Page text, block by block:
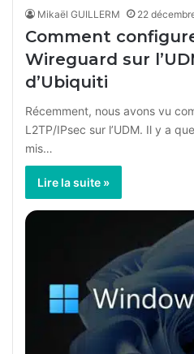
Mikaël GUILLERM 22
Comment
Wireguard sur
d’Ubiquiti
Récemment, nous avons vu
L2TP/IPsec sur l’UDM. Il y a
mis…
Lire la suite »